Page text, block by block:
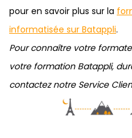
pour en savoir plus sur la
informatisée sur Batappli.
Pour connaître votre
votre formation Batappli,
contactez notre Service